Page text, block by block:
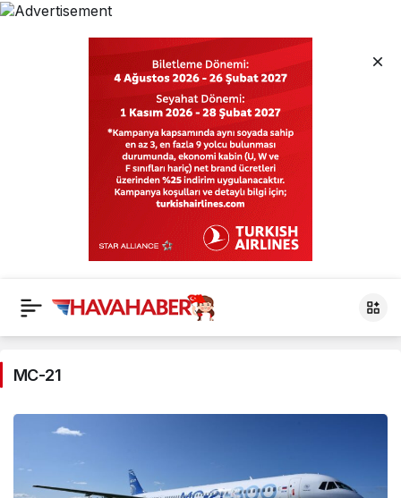
MC-
21
Haberleri
MC-21